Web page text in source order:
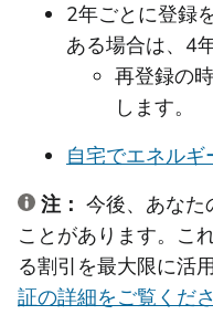
2年ごとに登録
ある場合は、4
再登録の
します。
自宅でエネルギ
注： 今後、あなた
ことがあります。こ
る割引を最大限に活
証の詳細をご覧くだ